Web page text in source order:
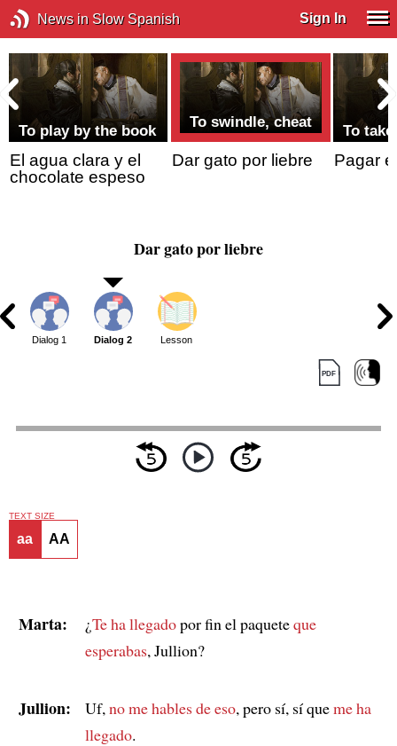
News in Slow Spanish Sign In
To play by the book
El agua clara y el
chocolate espeso
To swindle, cheat
Dar gato por liebre
To
Pagar
Dar gato por liebre
Dialog 1 Dialog 2 Lesson
TEXT SIZE
aa AA
Marta: ¿Te ha llegadopor fin el paqueteque
esperabas, Jullion?
Jullion: Uf, no me hables de eso, pero sí, sí queme ha
llegado.